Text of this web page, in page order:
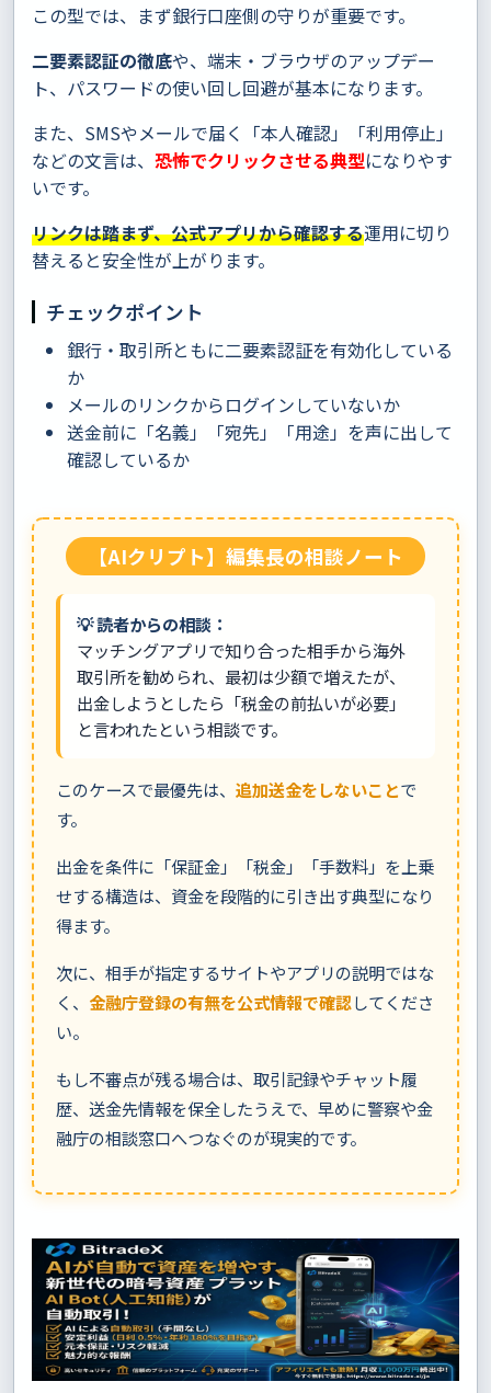
この型では、まず銀行口座側の守りが重要です。
二要素認証の徹底や、端末・ブラウザのアップデー
ト、パスワードの使い回し回避が基本になります。
また、SMSやメールで届く「本人確認」「利用停止」
などの文言は、 恐怖でクリックさせる典型になりやす
いです。
リンクは踏まず、公式アプリから確認する運用に切り
替えると安全性が上がります。
チェックポイント
銀行・取引所ともに二要素認証を有効化している
か
メールのリンクからログインしていないか
送金前に「名義」「宛先」「用途」を声に出して
確認しているか
【AIクリプト】編集長の相談ノート
💡 読者からの相談：
マッチングアプリで知り合った相手から海外
取引所を勧められ、最初は少額で増えたが、
出金しようとしたら「税金の前払いが必要」
と言われたという相談です。
このケースで最優先は、 追加送金をしないことで
す。
出金を条件に「保証金」「税金」「手数料」を上乗
せする構造は、資金を段階的に引き出す典型になり
得ます。
次に、相手が指定するサイトやアプリの説明ではな
く、 金融庁登録の有無を公式情報で確認してくださ
い。
もし不審点が残る場合は、取引記録やチャット履
歴、送金先情報を保全したうえで、早めに警察や金
融庁の相談窓口へつなぐのが現実的です。